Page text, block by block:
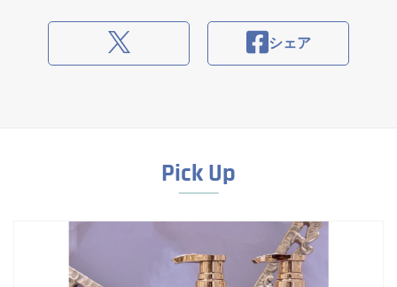
シェア
Pick Up